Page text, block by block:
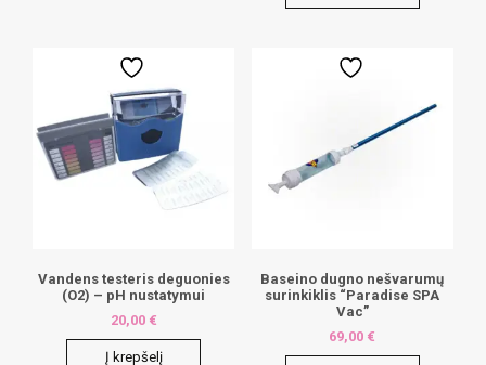
Vandens testeris deguonies
(O2) – pH nustatymui
20,00 €
Į krepšelį
Baseino dugno nešvarumų
surinkiklis “Paradise SPA
Vac”
69,00 €